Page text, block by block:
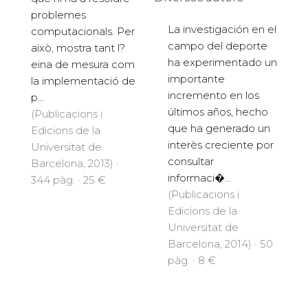
problemes
computacionals. Per
això, mostra tant l?
eina de mesura com
la implementació de
p...
(Publicacions i
Edicions de la
Universitat de
Barcelona, 2013) ·
344 pàg. · 25 €
La investigación en el
campo del deporte
ha experimentado un
importante
incremento en los
últimos años, hecho
que ha generado un
interès creciente por
consultar
informaci�...
(Publicacions i
Edicions de la
Universitat de
Barcelona, 2014) · 50
pàg. · 8 €